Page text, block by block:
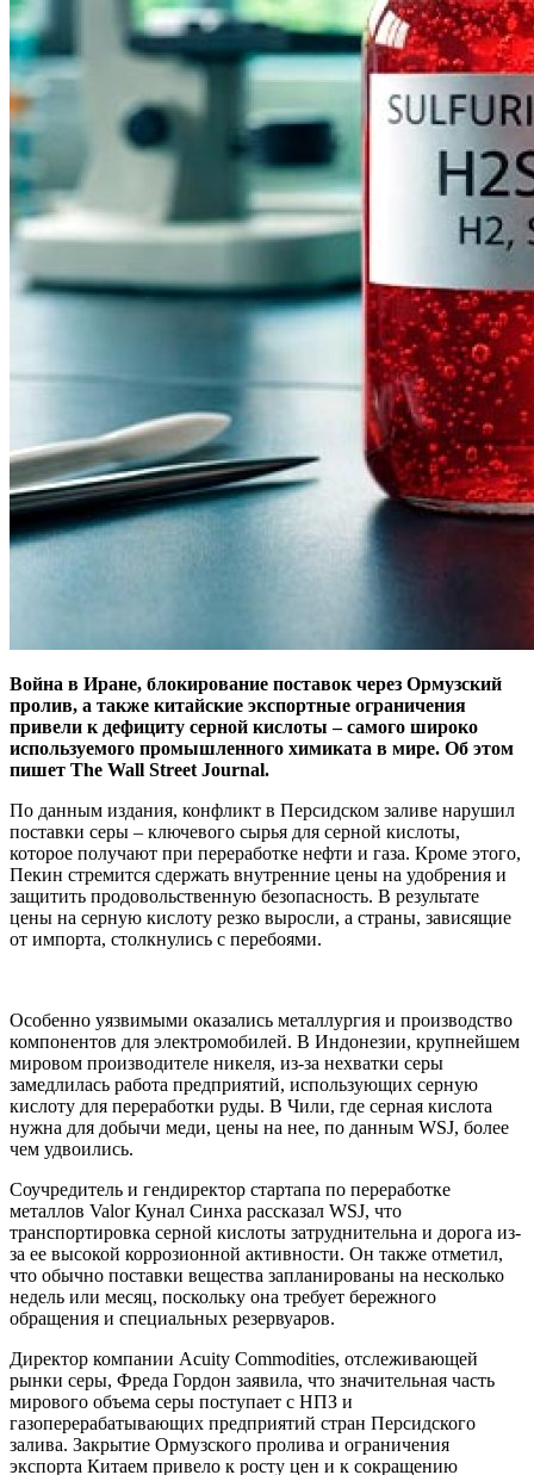
Война в Иране, блокирование поставок через Ормузский
пролив, а также китайские экспортные ограничения
привели к дефициту серной кислоты – самого широко
используемого промышленного химиката в мире. Об этом
пишет The Wall Street Journal.
По данным издания, конфликт в Персидском заливе нарушил
поставки серы – ключевого сырья для серной кислоты,
которое получают при переработке нефти и газа. Кроме этого,
Пекин стремится сдержать внутренние цены на удобрения и
защитить продовольственную безопасность. В результате
цены на серную кислоту резко выросли, а страны, зависящие
от импорта, столкнулись с перебоями.
Особенно уязвимыми оказались металлургия и производство
компонентов для электромобилей. В Индонезии, крупнейшем
мировом производителе никеля, из-за нехватки серы
замедлилась работа предприятий, использующих серную
кислоту для переработки руды. В Чили, где серная кислота
нужна для добычи меди, цены на нее, по данным WSJ, более
чем удвоились.
Соучредитель и гендиректор стартапа по переработке
металлов Valor Кунал Синха рассказал WSJ, что
транспортировка серной кислоты затруднительна и дорога из-
за ее высокой коррозионной активности. Он также отметил,
что обычно поставки вещества запланированы на несколько
недель или месяц, поскольку она требует бережного
обращения и специальных резервуаров.
Директор компании Acuity Commodities, отслеживающей
рынки серы, Фреда Гордон заявила, что значительная часть
мирового объема серы поступает с НПЗ и
газоперерабатывающих предприятий стран Персидского
залива. Закрытие Ормузского пролива и ограничения
экспорта Китаем привело к росту цен и к сокращению